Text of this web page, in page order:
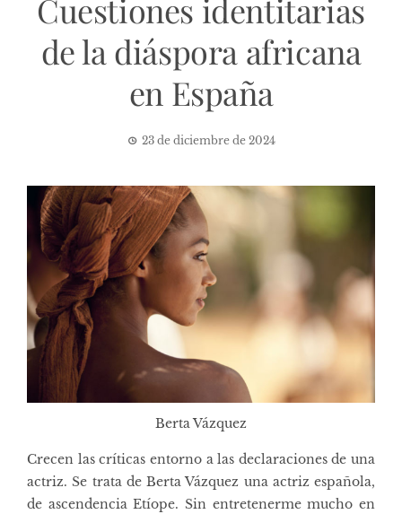
Cuestiones identitarias
de la diáspora africana
en España
23 de diciembre de 2024
Berta Vázquez
Crecen las críticas entorno a las declaraciones de una
actriz. Se trata de Berta Vázquez una actriz española,
de ascendencia Etíope. Sin entretenerme mucho en